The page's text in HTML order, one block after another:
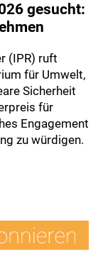
gesucht:
(IPR) ruft
für Umwelt,
Sicherheit
für
Engagement
zu würdigen.